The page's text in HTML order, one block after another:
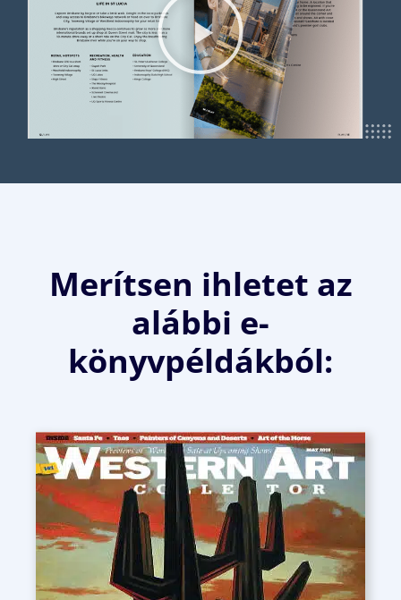
Merítsen ihletet az
alábbi e-
könyvpéldákból: